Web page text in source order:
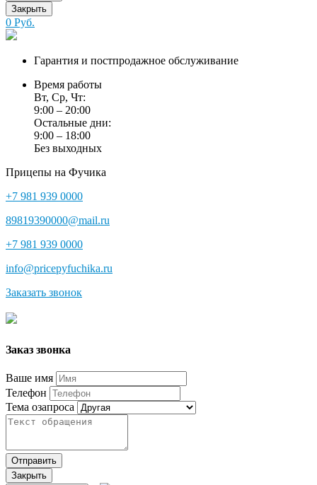
Закрыть
0 Руб.
Гарантия и постпродажное обслуживание
Время работы
Вт, Ср, Чт:
9:00 – 20:00
Остальные дни:
9:00 – 18:00
Без выходных
Прицепы на Фучика
+7 981 939 0000
89819390000@mail.ru
+7 981 939 0000
info@pricepyfuchika.ru
Заказать звонок
Заказ звонка
Ваше имя
Телефон
Тема озапроса
Отправить
Закрыть